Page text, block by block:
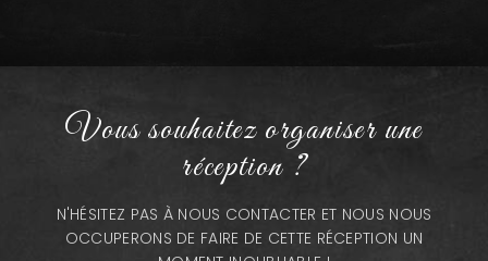
Vous souhaitez organiser une
réception ?
N'HÉSITEZ PAS À NOUS CONTACTER ET NOUS NOUS
OCCUPERONS DE FAIRE DE CETTE RÉCEPTION UN